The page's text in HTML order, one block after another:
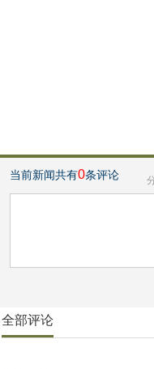
当前新闻共有0条评论
全部评论